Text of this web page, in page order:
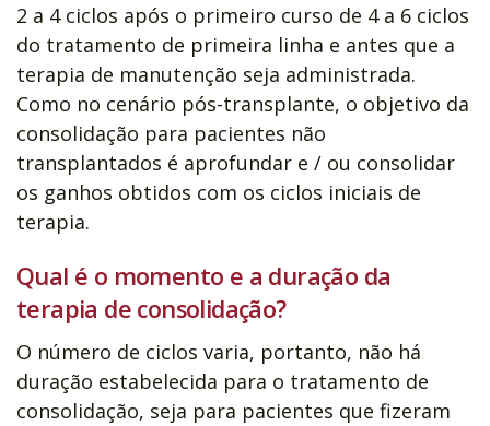
2 a 4 ciclos após o primeiro curso de 4 a 6 ciclos
do tratamento de primeira linha e antes que a
terapia de manutenção seja administrada.
Como no cenário pós-transplante, o objetivo da
consolidação para pacientes não
transplantados é aprofundar e / ou consolidar
os ganhos obtidos com os ciclos iniciais de
terapia.
Qual é o momento e a duração da
terapia de consolidação?
O número de ciclos varia, portanto, não há
duração estabelecida para o tratamento de
consolidação, seja para pacientes que fizeram